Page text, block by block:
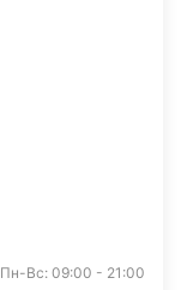
Пн-Вс: 09:00 - 21:00